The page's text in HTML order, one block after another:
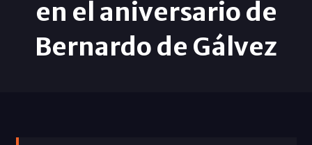
en el aniversario de
Bernardo de Gálvez